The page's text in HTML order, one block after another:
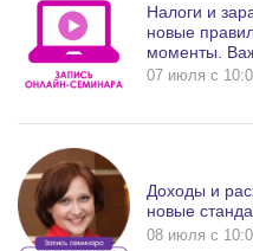
Налоги и
новые
моменты.
07 июля c
Доходы и
новые
08 июля c